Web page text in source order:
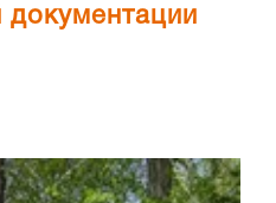
документации